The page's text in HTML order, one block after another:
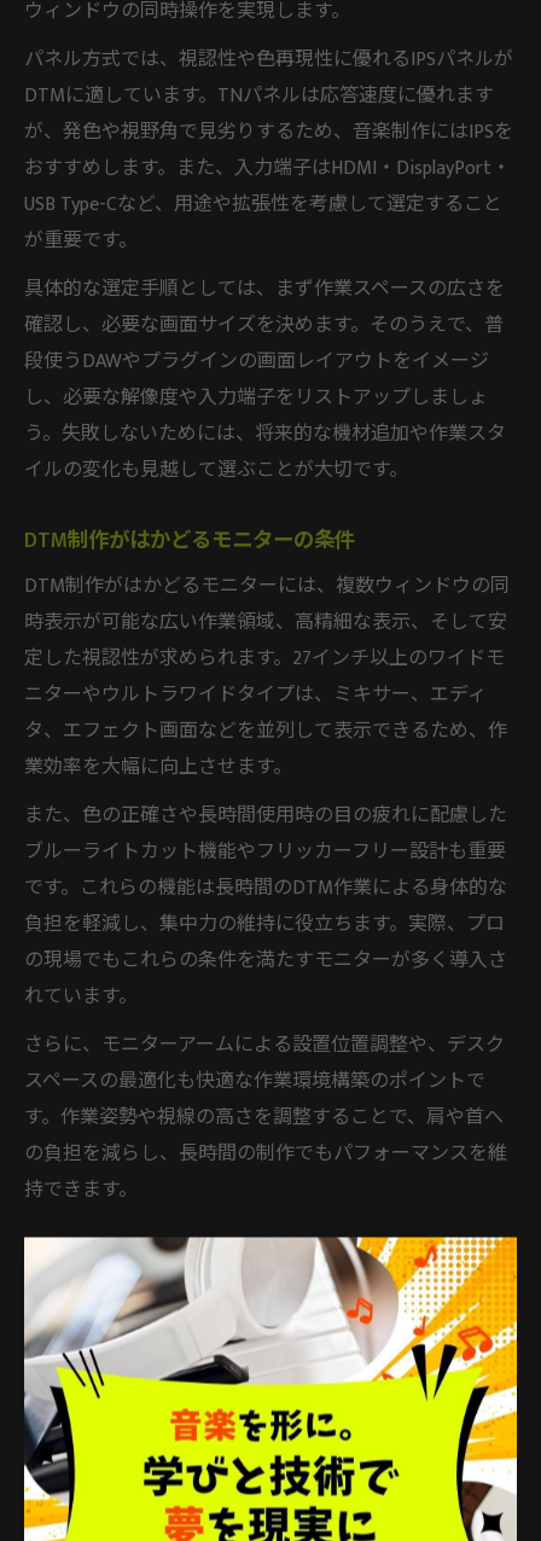
ウィンドウの同時操作を実現します。
パネル方式では、視認性や色再現性に優れるIPSパネルが
DTMに適しています。TNパネルは応答速度に優れます
が、発色や視野角で見劣りするため、音楽制作にはIPSを
おすすめします。また、入力端子はHDMI・DisplayPort・
USB Type-Cなど、用途や拡張性を考慮して選定すること
が重要です。
具体的な選定手順としては、まず作業スペースの広さを
確認し、必要な画面サイズを決めます。そのうえで、普
段使うDAWやプラグインの画面レイアウトをイメージ
し、必要な解像度や入力端子をリストアップしましょ
う。失敗しないためには、将来的な機材追加や作業スタ
イルの変化も見越して選ぶことが大切です。
DTM制作がはかどるモニターの条件
DTM制作がはかどるモニターには、複数ウィンドウの同
時表示が可能な広い作業領域、高精細な表示、そして安
定した視認性が求められます。27インチ以上のワイドモ
ニターやウルトラワイドタイプは、ミキサー、エディ
タ、エフェクト画面などを並列して表示できるため、作
業効率を大幅に向上させます。
また、色の正確さや長時間使用時の目の疲れに配慮した
ブルーライトカット機能やフリッカーフリー設計も重要
です。これらの機能は長時間のDTM作業による身体的な
負担を軽減し、集中力の維持に役立ちます。実際、プロ
の現場でもこれらの条件を満たすモニターが多く導入さ
れています。
さらに、モニターアームによる設置位置調整や、デスク
スペースの最適化も快適な作業環境構築のポイントで
す。作業姿勢や視線の高さを調整することで、肩や首へ
の負担を減らし、長時間の制作でもパフォーマンスを維
持できます。
長時間作業に適したDTMモニターの特徴
DTMで長時間作業を行う場合、目の健康と集中力を守る
モニター選びが不可欠です。具体的には、ブルーライト
カットやフリッカーフリーなどの目にやさしい機能、色
温度調整、アンチグレア（非光沢）パネルが搭載された
モデルが推奨されます。
なぜなら、これらの機能は目の疲れや肩こり、頭痛など